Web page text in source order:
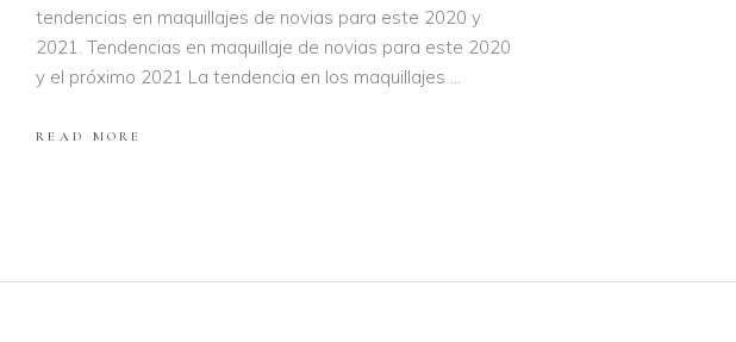
tendencias en maquillajes de novias para este 2020 y
2021. Tendencias en maquillaje de novias para este 2020
y el próximo 2021 La tendencia en los maquillajes
READ MORE